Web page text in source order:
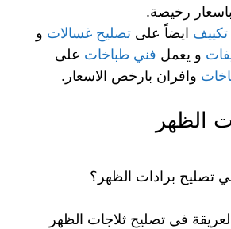
رخيصة.
ايضاً على تصليح غسالات و
و يعمل فني طباخات على
وافران بارخص الاسعار.
الظهر
تصليح برادات الظهر؟
في تصليح ثلاجات الظهر